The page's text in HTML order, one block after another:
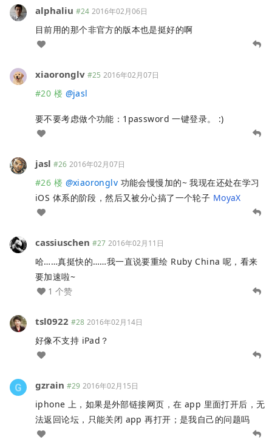
alphaliu #24 2016年02月06日
目前用的那个非官方的版本也是挺好的啊
xiaoronglv #25 2016年02月07日
#20 楼 @jasl
要不要考虑做个功能：1password 一键登录。 :)
jasl #26 2016年02月07日
#26 楼 @xiaoronglv 功能会慢慢加的~ 我现在还处在学习
iOS 体系的阶段，然后又被分心搞了一个轮子 MoyaX
cassiuschen #27 2016年02月11日
哈……真挺快的……我一直说要重绘 Ruby China 呢，看来
要加速啦~
1 个赞
tsl0922 #28 2016年02月14日
好像不支持 iPad？
gzrain #29 2016年02月15日
iphone 上，如果是外部链接网页，在 app 里面打开后，无
法返回论坛，只能关闭 app 再打开；是我自己的问题吗